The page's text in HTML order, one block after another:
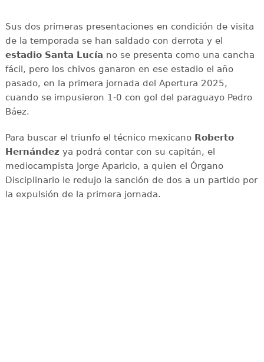
Sus dos primeras presentaciones en condición de visita
de la temporada se han saldado con derrota y el
estadio Santa Lucía no se presenta como una cancha
fácil, pero los chivos ganaron en ese estadio el año
pasado, en la primera jornada del Apertura 2025,
cuando se impusieron 1-0 con gol del paraguayo Pedro
Báez.
Para buscar el triunfo el técnico mexicano Roberto
Hernández ya podrá contar con su capitán, el
mediocampista Jorge Aparicio, a quien el Órgano
Disciplinario le redujo la sanción de dos a un partido por
la expulsión de la primera jornada.